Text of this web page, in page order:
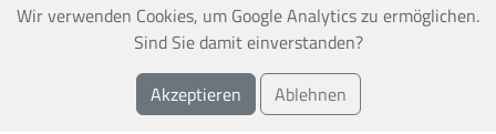
Wir verwenden Cookies, um Google Analytics zu ermöglichen.
Sind Sie damit einverstanden?
Akzeptieren
Ablehnen